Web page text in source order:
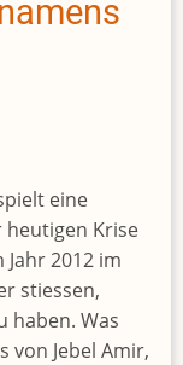
eine
heutigen Krise
2012 im
stiessen,
haben. Was
von Jebel Amir,